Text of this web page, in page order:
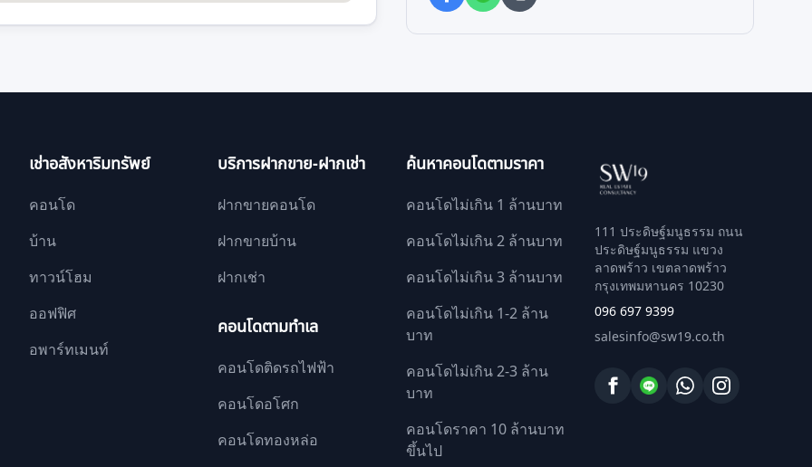
เช่าอสังหาริมทรัพย์
คอนโด
บ้าน
ทาวน์โฮม
ออฟฟิศ
อพาร์ทเมนท์
บริการฝากขาย-ฝากเช่า
ฝากขายคอนโด
ฝากขายบ้าน
ฝากเช่า
คอนโดตามทำเล
คอนโดติดรถไฟฟ้า
คอนโดอโศก
คอนโดทองหล่อ
ค้นหาคอนโดตามราคา
คอนโดไม่เกิน 1 ล้านบาท
คอนโดไม่เกิน 2 ล้านบาท
คอนโดไม่เกิน 3 ล้านบาท
คอนโดไม่เกิน 1-2 ล้าน
บาท
คอนโดไม่เกิน 2-3 ล้าน
บาท
คอนโดราคา 10 ล้านบาท
ขึ้นไป
111 ประดิษฐ์มนูธรรม ถนน
ประดิษฐ์มนูธรรม แขวง
ลาดพร้าว เขตลาดพร้าว
กรุงเทพมหานคร 10230
096 697 9399
salesinfo@sw19.co.th